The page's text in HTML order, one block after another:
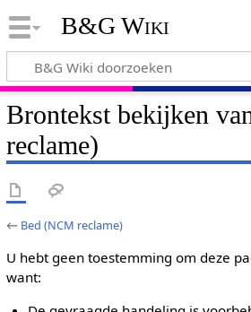
B&G Wiki
Brontekst bekijken
reclame)
← Bed (NCM reclame)
U hebt geen toestemming om deze
want: